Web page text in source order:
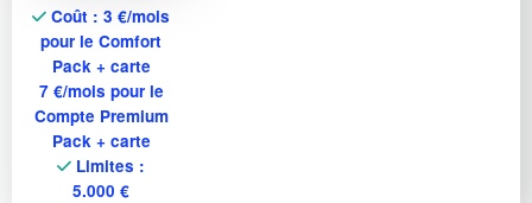
Coût : 3 €/mois
pour le Comfort
Pack + carte
7 €/mois pour le
Compte Premium
Pack + carte
Limites :
5.000 €